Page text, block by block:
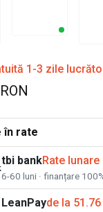
1-3 zile
în rate
tbi bankRate lunare
6-60 luni · finanțare
LeanPayde la 51.76